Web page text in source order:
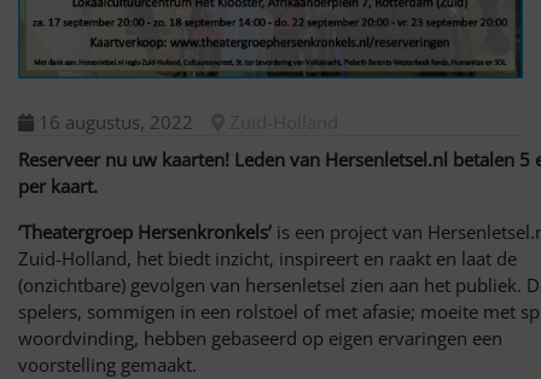
16 augustus, 2022
Reserveer nu uw kaarten! Leden van Hersenletsel.nl betalen 5
per kaart.
‘Theatergroep Hersenkronkels’ is een project van
Zuid-Holland, het biedt inzicht, inspireert en raakt en laat de
(onzichtbare) gevolgen van hersenletsel zien aan het publiek.
spelers, sommigen in een rolstoel of met afasie; moeite met
woordvinding, hebben gebaseerd op eigen ervaringen een
voorstelling gemaakt.